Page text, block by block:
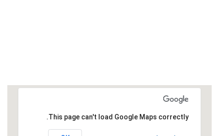
This page can't load Google Maps correctly.